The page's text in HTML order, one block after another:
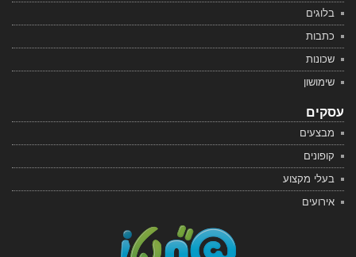
בלוגים
כתבות
שכונות
שימושון
עסקים
מבצעים
קופונים
בעלי מקצוע
אירועים